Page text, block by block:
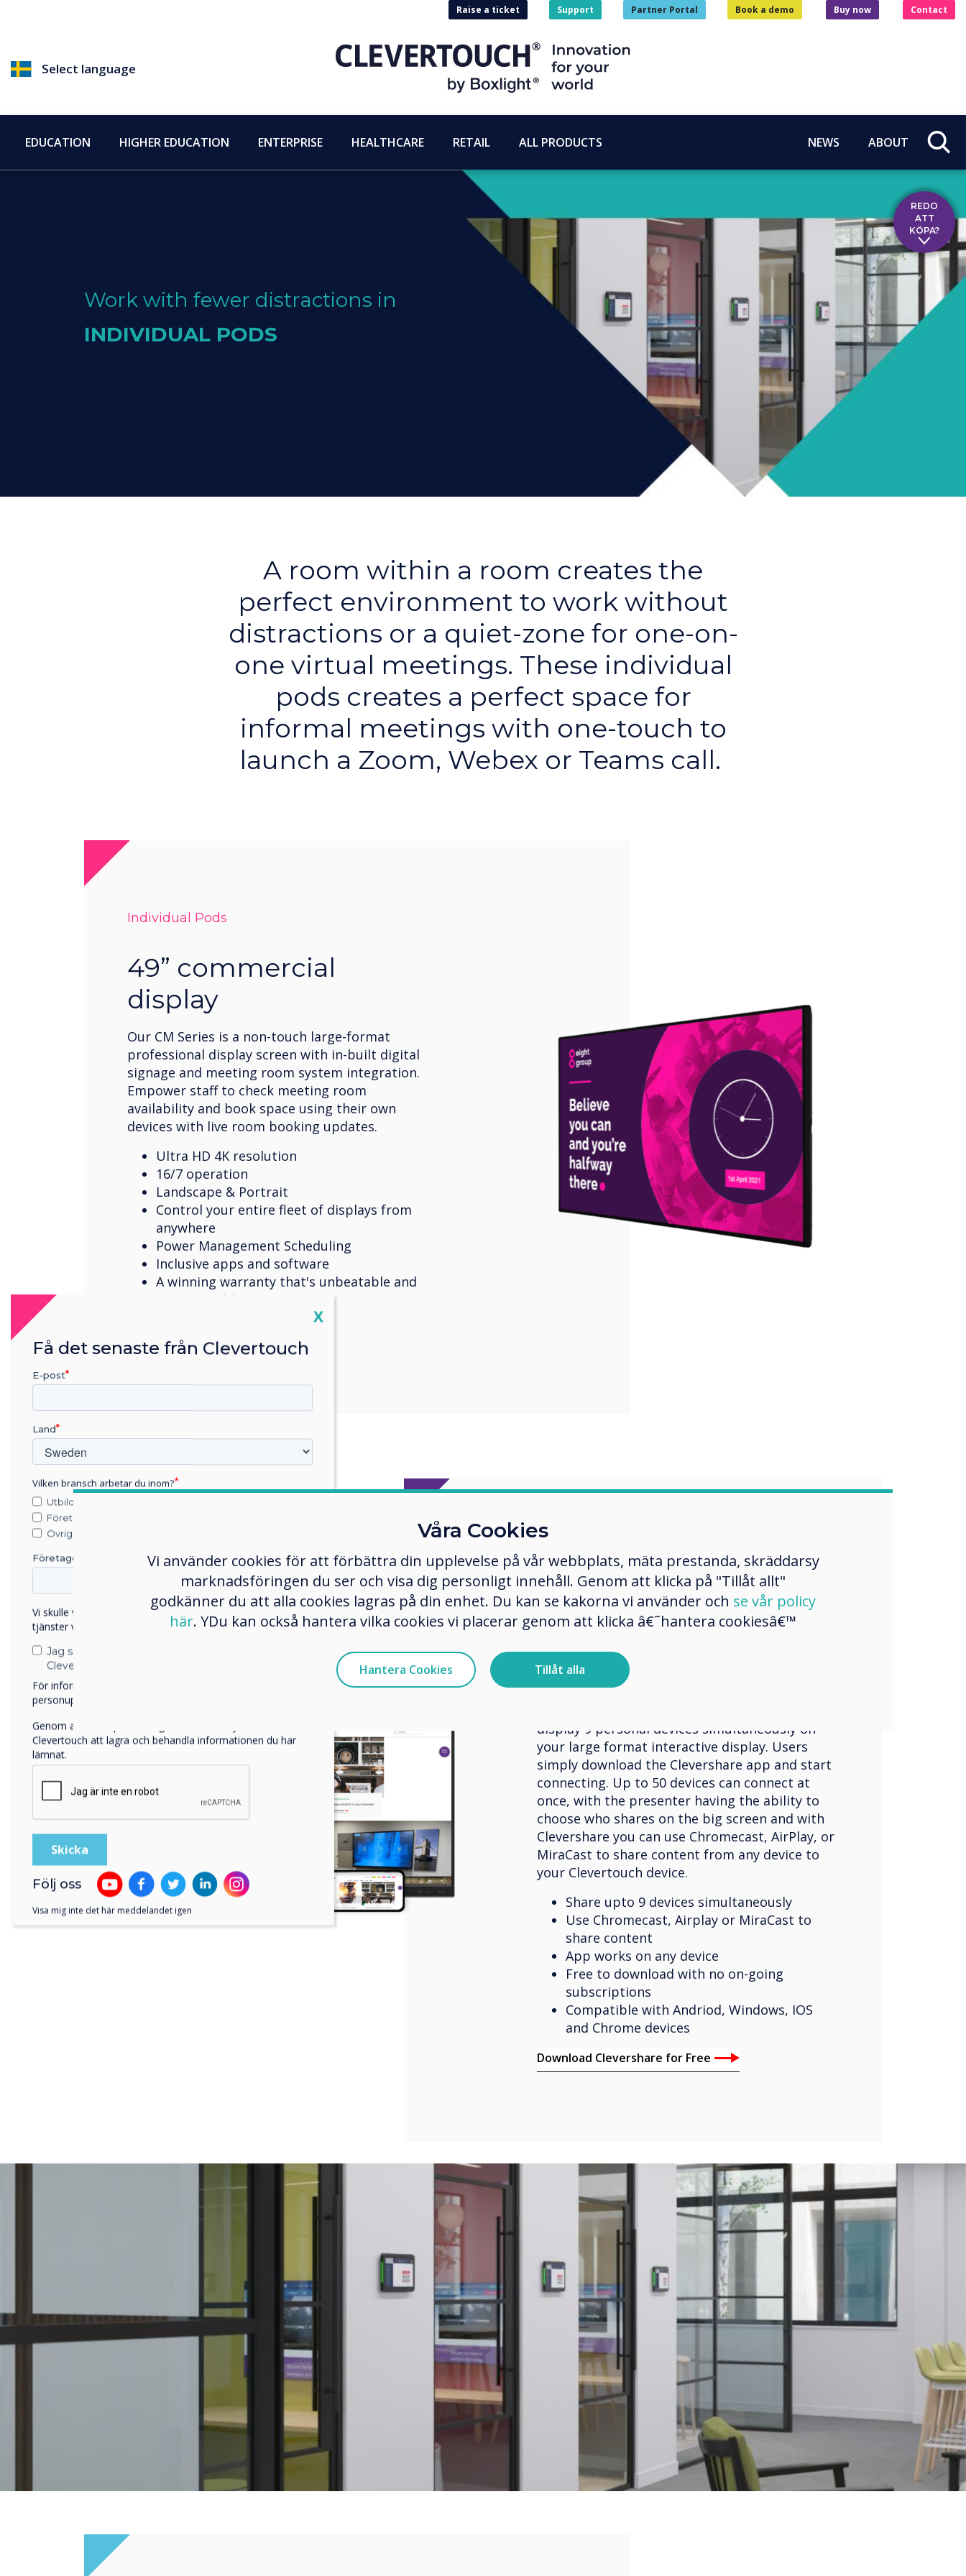
Select language
Raise a ticket Support Partner Portal Book a demo Buy now Contact
EDUCATION HIGHER EDUCATION ENTERPRISE HEALTHCARE RETAIL ALL PRODUCTS NEWS ABOUT
Work with fewer distractions in
INDIVIDUAL PODS
A room within a room creates the
perfect environment to work without
distractions or a quiet-zone for one-on-
one virtual meetings. These individual
pods creates a perfect space for
informal meetings with one-touch to
launch a Zoom, Webex or Teams call.
Individual Pods
49” commercial
display
Our CM Series is a non-touch large-format
professional display screen with in-built digital
signage and meeting room system integration.
Empower staff to check meeting room
availability and book space using their own
devices with live room booking updates.
Ultra HD 4K resolution
16/7 operation
Landscape & Portrait
Control your entire fleet of displays from
anywhere
Power Management Scheduling
Inclusive apps and software
A winning warranty that's unbeatable and
incomparable
Individual Pods
Screen sharing
Designed for award-winning Clevertouch
interactive displays, Clevershare 5 has
display 9 personal devices simultaneously on
your large format interactive display. Users
simply download the Clevershare app and start
connecting. Up to 50 devices can connect at
once, with the presenter having the ability to
choose who shares on the big screen and with
Clevershare you can use Chromecast, AirPlay, or
MiraCast to share content from any device to
your Clevertouch device.
Share upto 9 devices simultaneously
Use Chromecast, Airplay or MiraCast to
share content
App works on any device
Free to download with no on-going
subscriptions
Compatible with Andriod, Windows, IOS
and Chrome devices
Download Clevershare for Free
REDO
ATT
KÖPA?
Våra Cookies
Vi använder cookies för att förbättra din upplevelse på vår webbplats, mäta prestanda, skräddarsy
marknadsföringen du ser och visa dig personligt innehåll. Genom att klicka på "Tillåt allt"
godkänner du att alla cookies lagras på din enhet. Du kan se kakorna vi använder och se vår policy
här. YDu kan också hantera vilka cookies vi placerar genom att klicka â€˜hantera cookiesâ€™
Hantera Cookies Tillåt alla
Close
X
Få det senaste från Clevertouch
E-post
Land
Vilken bransch arbetar du inom?
Utbildning
Företag
Övriga
Företagets namn
Vi skulle vilja kontakta dig angående våra produkter och
tjänster via e-post, telefon eller post.
Jag samtycker till att ta emot kommunikation från
Clevertouch
För information om hur vi samlar in och använder dina
personuppgifter, besök vår
Genom att klicka på skicka ger du ditt samtycke till
Clevertouch att lagra och behandla informationen du har
lämnat.
Följ oss
Visa mig inte det här meddelandet igen